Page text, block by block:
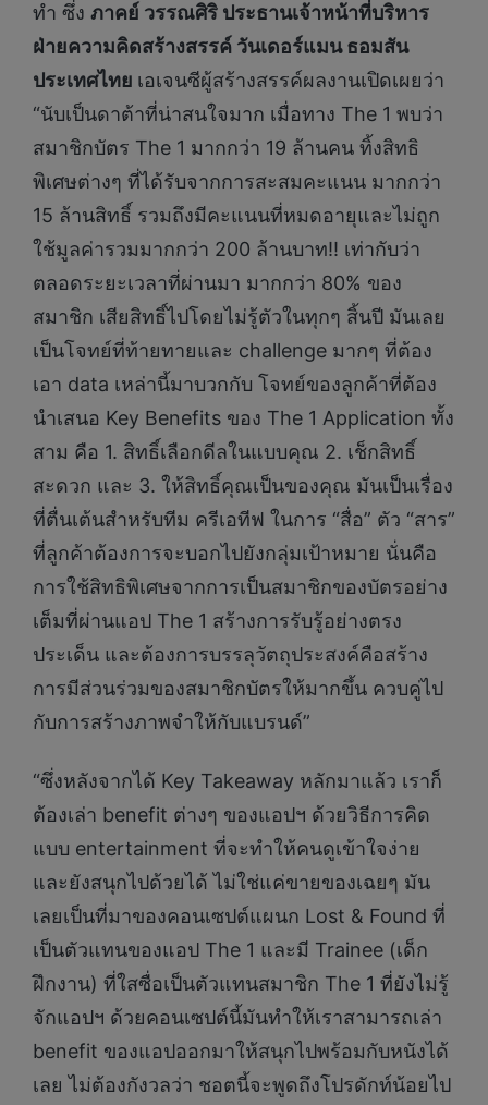
ทำ ซึ่ง ภาคย์ วรรณศิริ ประธานเจ้าหน้าที่บริหาร
ฝ่ายความคิดสร้างสรรค์ วันเดอร์แมน ธอมสัน
ประเทศไทย เอเจนซีผู้สร้างสรรค์ผลงานเปิดเผยว่า
“นับเป็นดาต้าที่น่าสนใจมาก เมื่อทาง The 1 พบว่า
สมาชิกบัตร The 1 มากกว่า 19 ล้านคน ทิ้งสิทธิ
พิเศษต่างๆ ที่ได้รับจากการสะสมคะแนน มากกว่า
15 ล้านสิทธิ์ รวมถึงมีคะแนนที่หมดอายุและไม่ถูก
ใช้มูลค่ารวมมากกว่า 200 ล้านบาท!! เท่ากับว่า
ตลอดระยะเวลาที่ผ่านมา มากกว่า 80% ของ
สมาชิก เสียสิทธิ์ไปโดยไม่รู้ตัวในทุกๆ สิ้นปี มันเลย
เป็นโจทย์ที่ท้ายทายและ challenge มากๆ ที่ต้อง
เอา data เหล่านี้มาบวกกับ โจทย์ของลูกค้าที่ต้อง
นำเสนอ Key Benefits ของ The 1 Application ทั้ง
สาม คือ 1. สิทธิ์เลือกดีลในแบบคุณ 2. เช็กสิทธิ์
สะดวก และ 3. ให้สิทธิ์คุณเป็นของคุณ มันเป็นเรื่อง
ที่ตื่นเต้นสำหรับทีม ครีเอทีฟ ในการ “สื่อ” ตัว “สาร”
ที่ลูกค้าต้องการจะบอกไปยังกลุ่มเป้าหมาย นั่นคือ
การใช้สิทธิพิเศษจากการเป็นสมาชิกของบัตรอย่าง
เต็มที่ผ่านแอป The 1 สร้างการรับรู้อย่างตรง
ประเด็น และต้องการบรรลุวัตถุประสงค์คือสร้าง
การมีส่วนร่วมของสมาชิกบัตรให้มากขึ้น ควบคู่ไป
กับการสร้างภาพจำให้กับแบรนด์”
“ซึ่งหลังจากได้ Key Takeaway หลักมาแล้ว เราก็
ต้องเล่า benefit ต่างๆ ของแอปฯ ด้วยวิธีการคิด
แบบ entertainment ที่จะทำให้คนดูเข้าใจง่าย
และยังสนุกไปด้วยได้ ไม่ใช่แค่ขายของเฉยๆ มัน
เลยเป็นที่มาของคอนเซปต์แผนก Lost & Found ที่
เป็นตัวแทนของแอป The 1 และมี Trainee (เด็ก
ฝึกงาน) ที่ใสซื่อเป็นตัวแทนสมาชิก The 1 ที่ยังไม่รู้
จักแอปฯ ด้วยคอนเซปต์นี้มันทำให้เราสามารถเล่า
benefit ของแอปออกมาให้สนุกไปพร้อมกับหนังได้
เลย ไม่ต้องกังวลว่า ชอตนี้จะพูดถึงโปรดักท์น้อยไป